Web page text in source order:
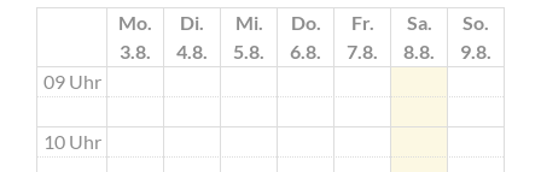
Mo.
3.8.
Di.
4.8.
Mi.
5.8.
Do.
6.8.
Fr.
7.8.
Sa.
8.8.
So.
9.8.
09 Uhr
10 Uhr